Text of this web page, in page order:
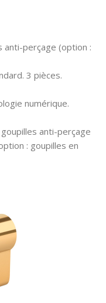
anti-perçage (option :
3 pièces.
numérique.
anti-perçage
: goupilles en